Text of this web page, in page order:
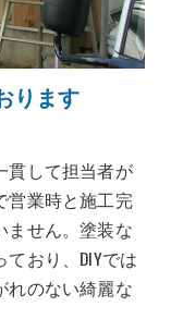
ります
貫して担当者が
営業時と施工完
ません。塗装な
おり、DIYでは
れのない綺麗な